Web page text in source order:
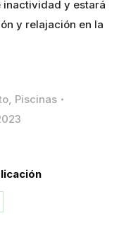
inactividad y estará
y relajación en la
, Piscinas